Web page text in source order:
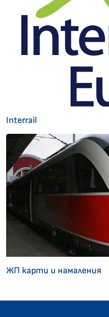
Interrail
ЖП карти и намаления